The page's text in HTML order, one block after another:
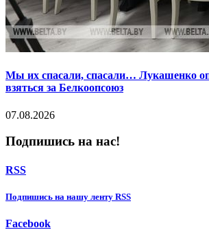
Мы их спасали, спасали… Лукашенко
взяться за Белкоопсоюз
07.08.2026
Подпишись на нас!
RSS
Подпишиcь на нашу ленту RSS
Facebook